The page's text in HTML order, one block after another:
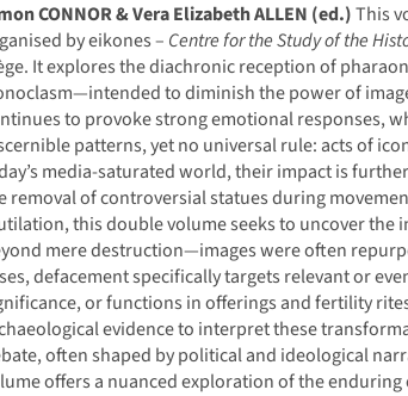
CONNOR &Vera Elizabeth ALLEN (ed.)This
by eikones – Centre for the Study of the
It explores the diachronic reception of
to diminish the power of
to provoke strong emotional responses,
patterns, yet no universal rule: acts of
media-saturated world, their impact is
removal of controversial statues during
this double volume seeks to uncover the
mere destruction—images were often
defacement specifically targets relevant or
or functions in offerings and fertility
evidence to interpret these
often shaped by political and ideological
offers a nuanced exploration of the